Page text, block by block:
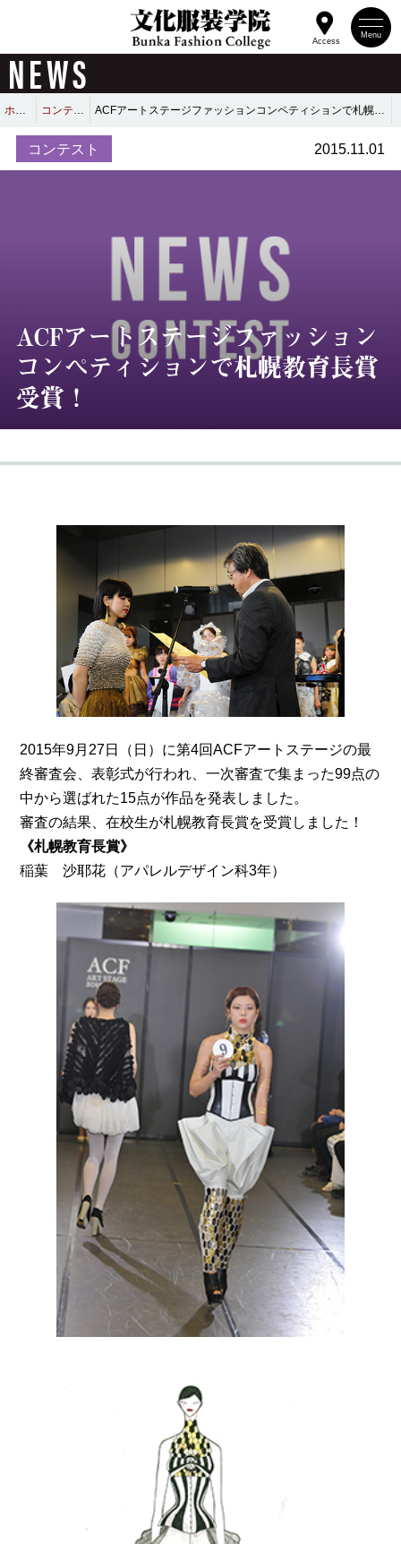
Menu
Access
NEWS
ホーム コンテスト ACFアートステージファッションコンペティションで札幌教育長賞受賞！
コンテスト 2015.11.01
ACFアートステージファッション
コンペティションで札幌教育長賞
受賞！
2015年9月27日（日）に第4回ACFアートステージの最
終審査会、表彰式が行われ、一次審査で集まった99点の
中から選ばれた15点が作品を発表しました。
審査の結果、在校生が札幌教育長賞を受賞しました！
《札幌教育長賞》
稲葉 沙耶花 （アパレルデザイン科3年）